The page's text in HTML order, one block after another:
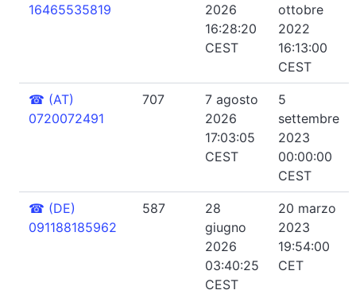
16465535819
2026
16:28:20
CEST
ottobre
2022
16:13:00
CEST
☎ (AT)
0720072491
707
7 agosto
2026
17:03:05
CEST
5
settembre
2023
00:00:00
CEST
☎ (DE)
091188185962
587
28
giugno
2026
03:40:25
CEST
20 marzo
2023
19:54:00
CET